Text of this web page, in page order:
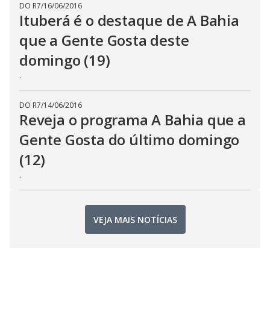
DO R7/16/06/2016
Ituberá é o destaque de A Bahia
que a Gente Gosta deste
domingo (19)
.
DO R7/14/06/2016
Reveja o programa A Bahia que a
Gente Gosta do último domingo
(12)
.
VEJA MAIS NOTÍCIAS